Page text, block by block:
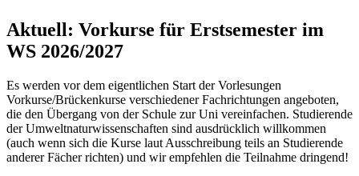
Aktuell: Vorkurse für Erstsemester im
WS 2026/2027
Es werden vor dem eigentlichen Start der Vorlesungen
Vorkurse/Brückenkurse verschiedener Fachrichtungen angeboten,
die den Übergang von der Schule zur Uni vereinfachen. Studierende
der Umweltnaturwissenschaften sind ausdrücklich willkommen
(auch wenn sich die Kurse laut Ausschreibung teils an Studierende
anderer Fächer richten) und wir empfehlen die Teilnahme dringend!